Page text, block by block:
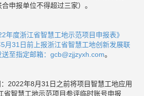
申报单位不得超过三家）。
年度浙江省智慧工地示范项目申报表》
5月31日前上报浙江省智慧工地创新发展联
至指定邮箱： gcb@zjjzyxh.com。
年8月31日之前将项目智慧工地应用
省智慧工地示范项目参评临时账号申报